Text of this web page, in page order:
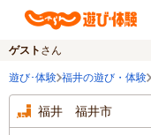
ゲスト さん
遊び･体験 福井の遊び・体験
福井 福井市